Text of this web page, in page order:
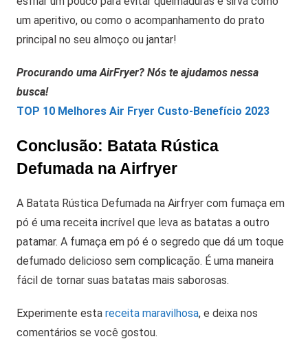
um aperitivo, ou como o acompanhamento do prato
principal no seu almoço ou jantar!
Procurando uma AirFryer? Nós te ajudamos nessa
busca!
TOP 10 Melhores Air Fryer Custo-Benefício 2023
Conclusão: Batata Rústica
Defumada na Airfryer
A Batata Rústica Defumada na Airfryer com fumaça em
pó é uma receita incrível que leva as batatas a outro
patamar. A fumaça em pó é o segredo que dá um toque
defumado delicioso sem complicação. É uma maneira
fácil de tornar suas batatas mais saborosas.
Experimente esta receita maravilhosa, e deixa nos
comentários se você gostou.